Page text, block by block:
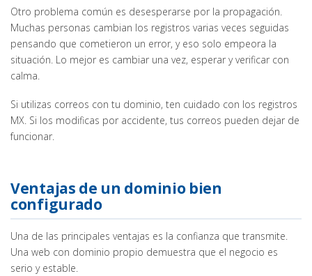
Otro problema común es desesperarse por la propagación.
Muchas personas cambian los registros varias veces seguidas
pensando que cometieron un error, y eso solo empeora la
situación. Lo mejor es cambiar una vez, esperar y verificar con
calma.
Si utilizas correos con tu dominio, ten cuidado con los registros
MX. Si los modificas por accidente, tus correos pueden dejar de
funcionar.
Ventajas de un dominio bien
configurado
Una de las principales ventajas es la confianza que transmite.
Una web con dominio propio demuestra que el negocio es
serio y estable.